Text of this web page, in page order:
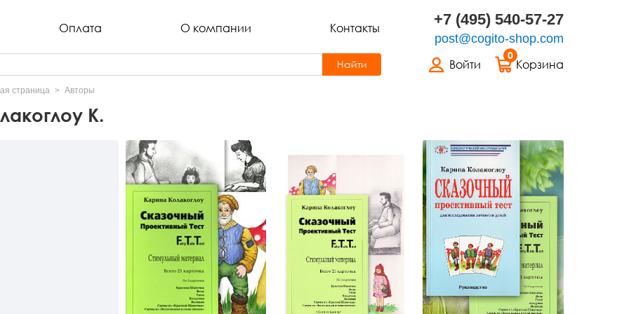
Оплата О компании Контакты +7 (495) 540-57-27
post@cogito-shop.com
Войти
0
Корзина
Найти
страница Авторы
К.